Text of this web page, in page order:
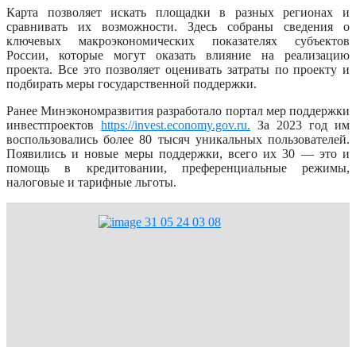
Карта позволяет искать площадки в разных регионах и
сравнивать их возможности. Здесь собраны сведения о
ключевых макроэкономических показателях субъектов
России, которые могут оказать влияние на реализацию
проекта. Все это позволяет оценивать затраты по проекту и
подбирать меры государственной поддержки.
Ранее Минэкономразвития разработало портал мер поддержки
инвестпроектов https://invest.economy.gov.ru. За 2023 год им
воспользовались более 80 тысяч уникальных пользователей.
Появились и новые меры поддержки, всего их 30 — это и
помощь в кредитовании, преференциальные режимы,
налоговые и тарифные льготы.